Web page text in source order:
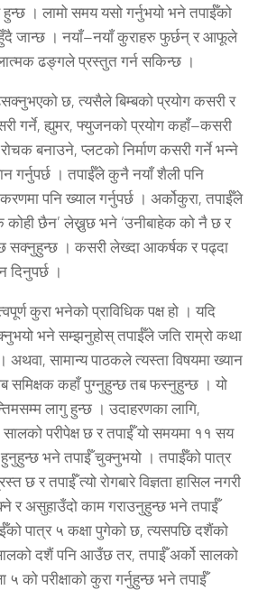
हुन्छ । लामो समय यसो गर्नुभयो भने तपाईँको
जान्छ । नयाँ–नयाँ कुराहरु फुर्छन् र आफूले
ढङ्गले प्रस्तुत गर्न सकिन्छ ।
छ, त्यसैले बिम्बको प्रयोग कसरी र
गर्ने, ह्युमर, फ्युजनको प्रयोग कहाँ–कसरी
बनाउने, प्लटको निर्माण कसरी गर्ने भन्ने
गर्नुपर्छ । तपाईँले कुनै नयाँ शैली पनि
पनि ख्याल गर्नुपर्छ । अर्कोकुरा, तपाईँले
कोही छैन’ लेख्नुछ भने ‘उनीबाहेक को नै छ र
सक्नुहुन्छ । कसरी लेख्दा आकर्षक र पढ्दा
।
कुरा भनेको प्राविधिक पक्ष हो । यदि
भने सम्झनुहोस् तपाईँले जति राम्रो कथा
सामान्य पाठकले त्यस्ता विषयमा ख्यान
समिक्षक कहाँ पुग्नुहुन्छ तब फस्नुहुन्छ । यो
लागु हुन्छ । उदाहरणका लागि,
परीपेक्ष छ र तपाईँ यो समयमा ११ सय
भने तपाईँ चुक्नुभयो । तपाईँको पात्र
छ र तपाईँ त्यो रोगबारे विज्ञता हासिल नगरी
र असुहाउँदो काम गराउनुहुन्छ भने तपाईँ
पात्र ५ कक्षा पुगेको छ, त्यसपछि दशैंको
दशैं पनि आउँछ तर, तपाईँ अर्को सालको
को परीक्षाको कुरा गर्नुहुन्छ भने तपाईँ